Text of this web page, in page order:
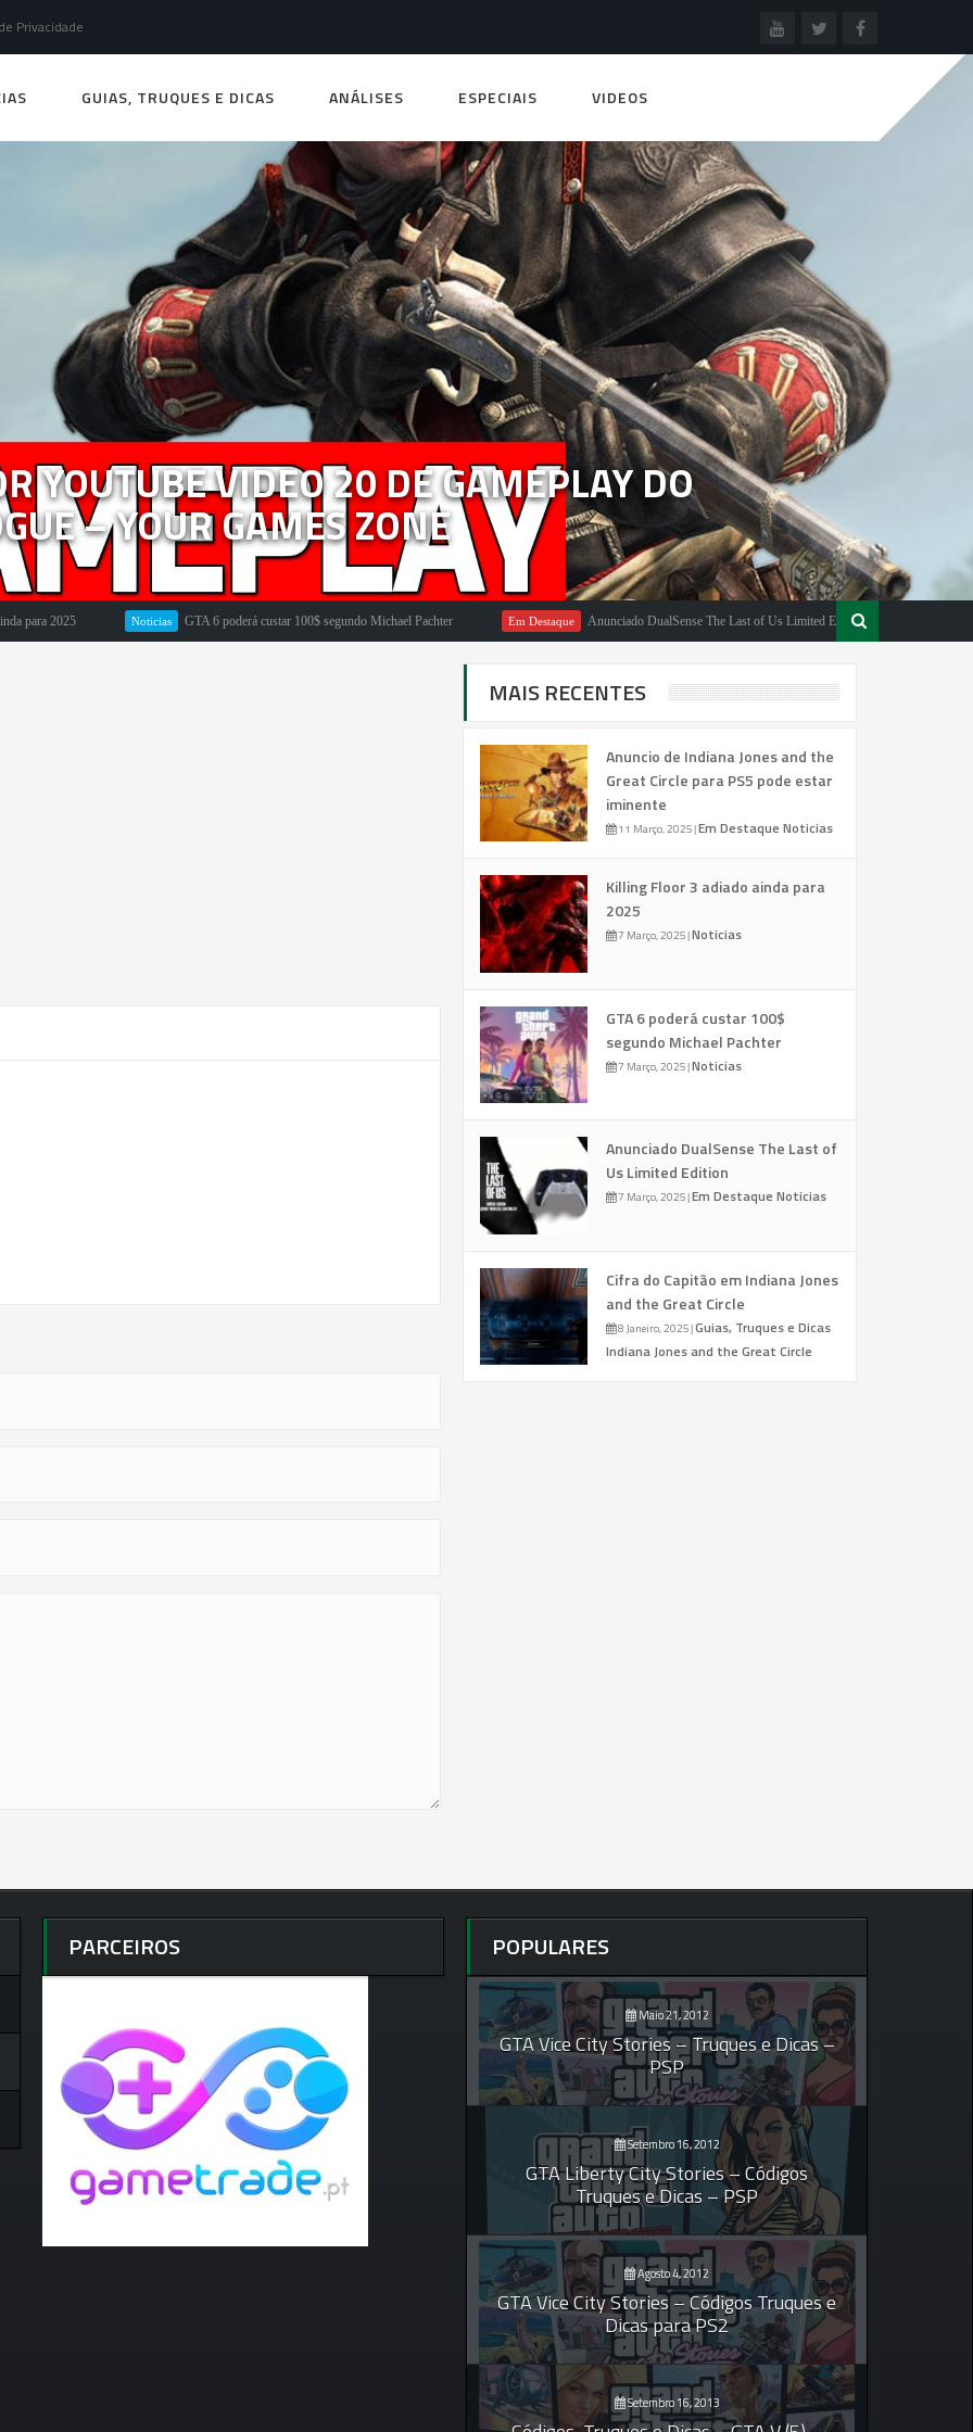
Privacidade
GUIAS, TRUQUES E DICAS ANÁLISES ESPECIAIS VIDEOS
YOUTUBE VIDEO 20 DE GAMEPLAY DO
– YOUR GAMES ZONE
2025 Noticias GTA 6 poderá custar 100$ segundo Michael Pachter Em Destaque Anunciado DualSense The Last of Us Limited Edition
MAIS RECENTES
Anuncio de Indiana Jones and the
Great Circle para PS5 pode estar
iminente
11 Março, 2025|Em Destaque Noticias
Killing Floor 3 adiado ainda para
2025
7 Março, 2025|Noticias
GTA 6 poderá custar 100$
segundo Michael Pachter
7 Março, 2025|Noticias
Anunciado DualSense The Last of
Us Limited Edition
7 Março, 2025|Em Destaque Noticias
Cifra do Capitão em Indiana Jones
and the Great Circle
8 Janeiro, 2025|Guias, Truques e Dicas
Indiana Jones and the Great Circle
PARCEIROS POPULARES
Maio 21, 2012
GTA Vice City Stories – Truques e Dicas –
PSP
Setembro 16, 2012
GTA Liberty City Stories – Códigos
Truques e Dicas – PSP
Agosto 4, 2012
GTA Vice City Stories – Códigos Truques e
Dicas para PS2
Setembro 16, 2013